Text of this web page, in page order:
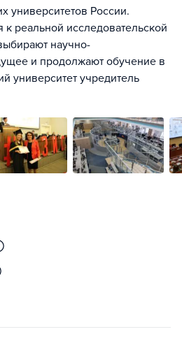
университетов России.
реальной исследовательской
научно-
и продолжают обучение в
университет учредитель